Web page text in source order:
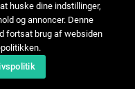
huske dine indstillinger,
og annoncer. Denne
fortsat brug af websiden